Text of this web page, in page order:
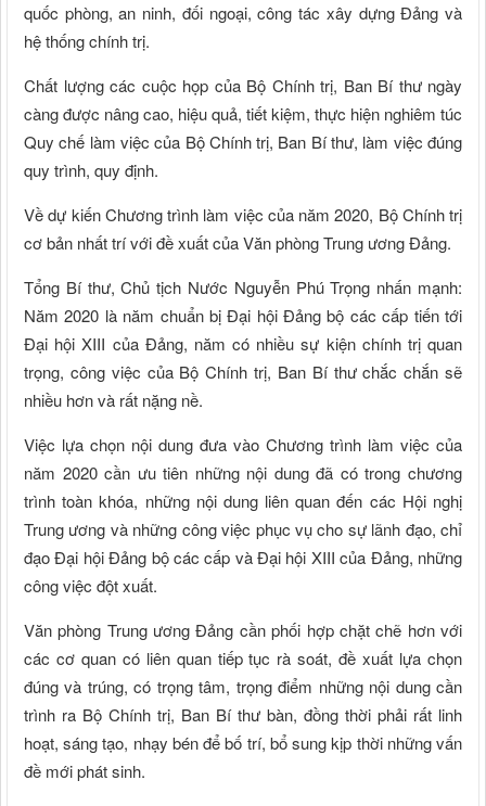
quốc phòng, an ninh, đối ngoại, công tác xây dựng Đảng và
hệ thống chính trị.
Chất lượng các cuộc họp của Bộ Chính trị, Ban Bí thư ngày
càng được nâng cao, hiệu quả, tiết kiệm, thực hiện nghiêm túc
Quy chế làm việc của Bộ Chính trị, Ban Bí thư, làm việc đúng
quy trình, quy định.
Về dự kiến Chương trình làm việc của năm 2020, Bộ Chính trị
cơ bản nhất trí với đề xuất của Văn phòng Trung ương Đảng.
Tổng Bí thư, Chủ tịch Nước Nguyễn Phú Trọng nhấn mạnh:
Năm 2020 là năm chuẩn bị Đại hội Đảng bộ các cấp tiến tới
Đại hội XIII của Đảng, năm có nhiều sự kiện chính trị quan
trọng, công việc của Bộ Chính trị, Ban Bí thư chắc chắn sẽ
nhiều hơn và rất nặng nề.
Việc lựa chọn nội dung đưa vào Chương trình làm việc của
năm 2020 cần ưu tiên những nội dung đã có trong chương
trình toàn khóa, những nội dung liên quan đến các Hội nghị
Trung ương và những công việc phục vụ cho sự lãnh đạo, chỉ
đạo Đại hội Đảng bộ các cấp và Đại hội XIII của Đảng, những
công việc đột xuất.
Văn phòng Trung ương Đảng cần phối hợp chặt chẽ hơn với
các cơ quan có liên quan tiếp tục rà soát, đề xuất lựa chọn
đúng và trúng, có trọng tâm, trọng điểm những nội dung cần
trình ra Bộ Chính trị, Ban Bí thư bàn, đồng thời phải rất linh
hoạt, sáng tạo, nhạy bén để bố trí, bổ sung kịp thời những vấn
đề mới phát sinh.